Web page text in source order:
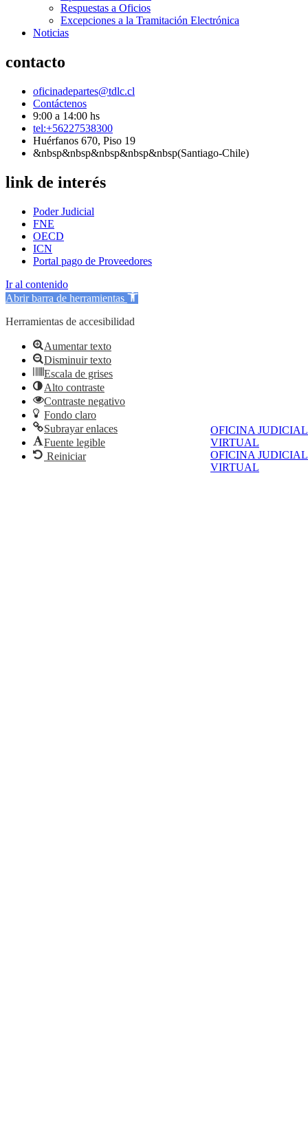
OFICINA JUDICIAL
VIRTUAL
OFICINA JUDICIAL
VIRTUAL
Respuestas a Oficios
Excepciones a la Tramitación Electrónica
Noticias
contacto
oficinadepartes@tdlc.cl
Contáctenos
9:00 a 14:00 hs
tel:+56227538300
Huérfanos 670, Piso 19
&nbsp&nbsp&nbsp&nbsp&nbsp(Santiago-Chile)
link de interés
Poder Judicial
FNE
OECD
ICN
Portal pago de Proveedores
Ir al contenido
Abrir barra de herramientas
Herramientas de accesibilidad
Aumentar texto
Disminuir texto
Escala de grises
Alto contraste
Contraste negativo
Fondo claro
Subrayar enlaces
Fuente legible
Reiniciar